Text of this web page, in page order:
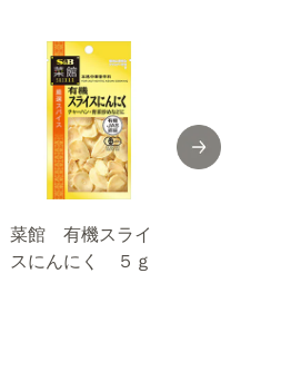
菜館 有機スライ
スにんにく ５ｇ